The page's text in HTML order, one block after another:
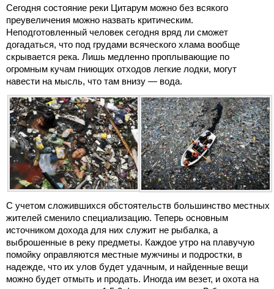
Сегодня состояние реки Цитарум можно без всякого
преувеличения можно назвать критическим.
Неподготовленный человек сегодня вряд ли сможет
догадаться, что под грудами всяческого хлама вообще
скрывается река. Лишь медленно проплывающие по
огромным кучам гниющих отходов легкие лодки, могут
навести на мысль, что там внизу — вода.
С учетом сложившихся обстоятельств большинство местных
жителей сменило специализацию. Теперь основным
источником дохода для них служит не рыбалка, а
выброшенные в реку предметы. Каждое утро на плавучую
помойку оправляются местные мужчины и подростки, в
надежде, что их улов будет удачным, и найденные вещи
можно будет отмыть и продать. Иногда им везет, и охота на